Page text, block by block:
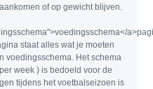
of op gewicht blijven.
staat alles wat je moeten
voedingsschema. Het schema
week ) is bedoeld voor de
tijdens het voetbalseizoen is